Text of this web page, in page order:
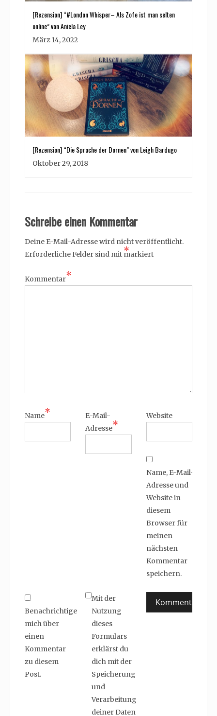
[Rezension] “#London Whisper– Als Zofe ist man selten
online” von Aniela Ley
März 14, 2022
[Rezension] “Die Sprache der Dornen” von Leigh Bardugo
Oktober 29, 2018
Schreibe einen Kommentar
Deine E-Mail-Adresse wird nicht veröffentlicht.
Erforderliche Felder sind mit *
markiert
Kommentar*
Name*
E-Mail-
Adresse*
Website
Name, E-Mail-
Adresse und
Website in
diesem
Browser für
meinen
nächsten
Kommentar
speichern.
Benachrichtige
mich über
einen
Kommentar
zu diesem
Post.
Mit der
Nutzung
dieses
Formulars
erklärst du
dich mit der
Speicherung
und
Verarbeitung
deiner Daten